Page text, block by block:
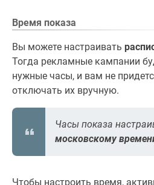
Время показа
Вы можете настраивать
Тогда рекламные кампании
нужные часы, и вам не
отключать их вручную.
Часы показа
московскому
Чтобы настроить время,